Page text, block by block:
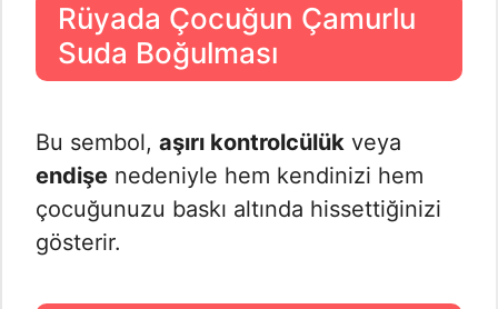
Rüyada Çocuğun Çamurlu
Suda Boğulması
Bu sembol, aşırı kontrolcülük veya
endişe nedeniyle hem kendinizi hem
çocuğunuzu baskı altında hissettiğinizi
gösterir.